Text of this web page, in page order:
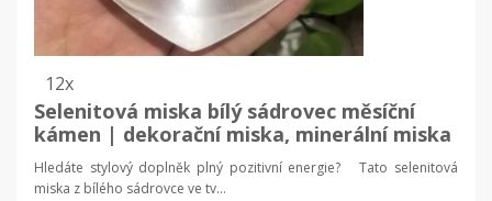
12x
Selenitová miska bílý sádrovec měsíční
kámen | dekorační miska, minerální miska
Hledáte stylový doplněk plný pozitivní energie? Tato selenitová
miska z bílého sádrovce ve tv...